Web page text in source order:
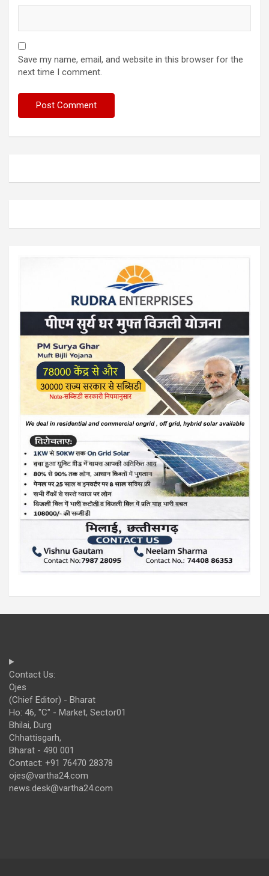
Save my name, email, and website in this browser for the
next time I comment.
Contact Us:
Ojes
(Chief Editor) - Bharat
Ho: 46, "C" - Market, Sector01
Bhilai, Durg
Chhattisgarh,
Bharat - 490 001
Contact: +91 76470 28378
ojes@vartha24.com
news.desk@vartha24.com